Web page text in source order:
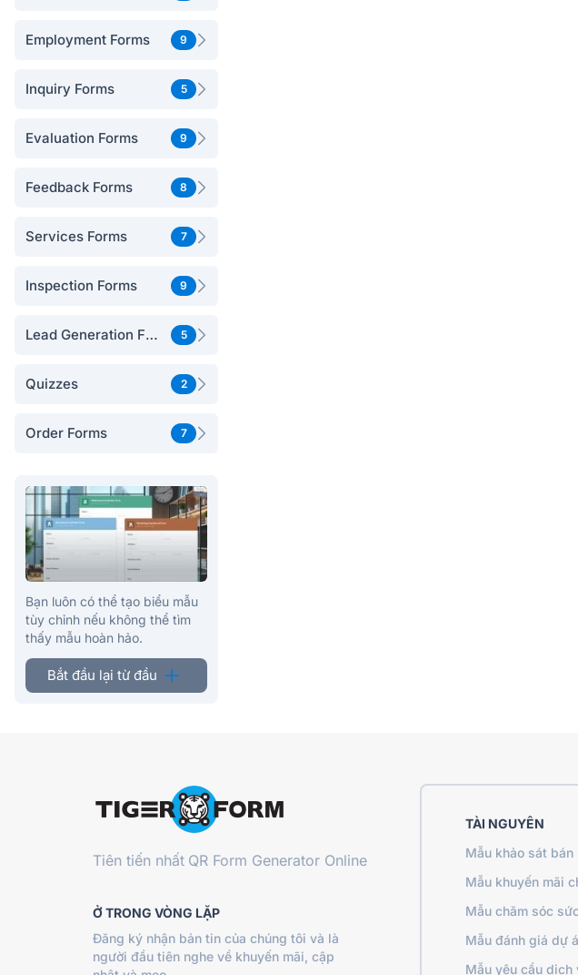
Employment Forms 9
Inquiry Forms 5
Evaluation Forms 9
Feedback Forms 8
Services Forms 7
Inspection Forms 9
Lead Generation Forms 5
Quizzes 2
Order Forms 7
Bạn luôn có thể tạo biểu mẫu
tùy chỉnh nếu không thể tìm
thấy mẫu hoàn hảo.
Bắt đầu lại từ đầu
Tiên tiến nhất QR Form Generator Online
Ở TRONG VÒNG LẶP
Đăng ký nhận bản tin của chúng tôi và là
người đầu tiên nghe về khuyến mãi, cập
TÀI NGUYÊN
Mẫu khảo sát bán
Mẫu khuyến mãi
Mẫu chăm sóc
Mẫu đánh giá dự
Mẫu yêu cầu